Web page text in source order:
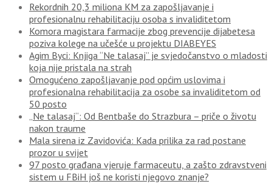
Rekordnih 20,3 miliona KM za zapošljavanje i
profesionalnu rehabilitaciju osoba s invaliditetom
Komora magistara farmacije zbog prevencije dijabetesa
poziva kolege na učešće u projektu DIABEYES
Agim Byci: Knjiga “Ne talasaj” je svjedočanstvo o mladosti
koja nije pristala na strah
Omogućeno zapošljavanje pod općim uslovima i
profesionalna rehabilitacija za osobe sa invaliditetom od
50 posto
„Ne talasaj“: Od Bentbaše do Strazbura – priče o životu
nakon traume
Mala sirena iz Zavidovića: Kada prilika za rad postane
prozor u svijet
97 posto građana vjeruje farmaceutu, a zašto zdravstveni
sistem u FBiH još ne koristi njegovo znanje?